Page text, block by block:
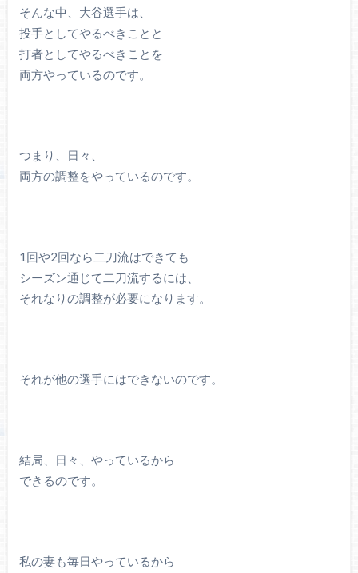
そんな中、大谷選手は、
投手としてやるべきことと
打者としてやるべきことを
両方やっているのです。
つまり、日々、
両方の調整をやっているのです。
1回や2回なら二刀流はできても
シーズン通じて二刀流するには、
それなりの調整が必要になります。
それが他の選手にはできないのです。
結局、日々、やっているから
できるのです。
私の妻も毎日やっているから